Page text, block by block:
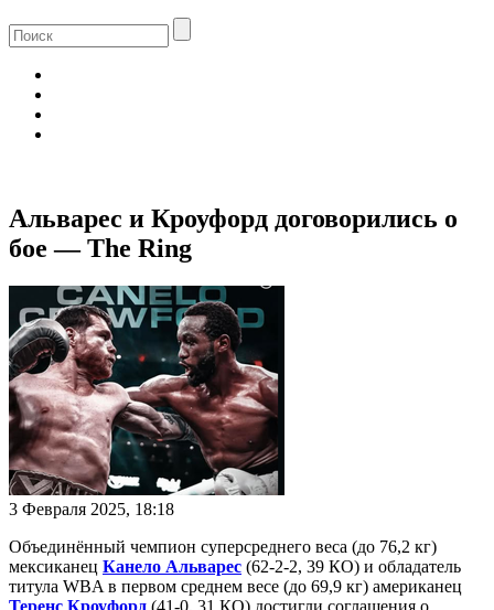
Альварес и Кроуфорд договорились о
бое — The Ring
3 Февраля 2025, 18:18
Объединённый чемпион суперсреднего веса (до 76,2 кг)
мексиканец Канело Альварес (62-2-2, 39 КО) и обладатель
титула WBA в первом среднем весе (до 69,9 кг) американец
Теренс Кроуфорд (41-0, 31 КО) достигли соглашения о